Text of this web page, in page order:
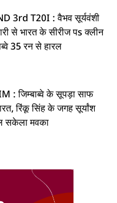
3rd T20I : वैभव सूर्यवंशी
से भारत के सीरीज पs क्लीन
35 रन से हारल
: जिम्बाब्वे के सूपड़ा साफ
रिंकू सिंह के जगह सूर्यांश
सकेला मवका